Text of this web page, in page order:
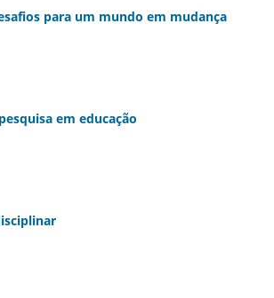
para um mundo em mudança
em educação